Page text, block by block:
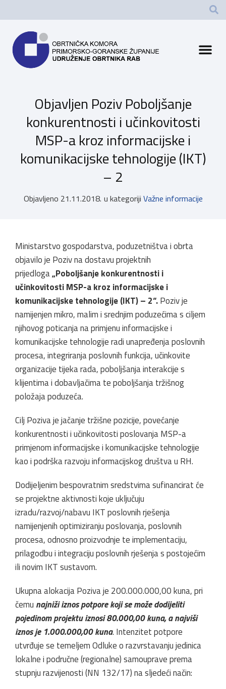
Objavljen Poziv Poboljšanje
konkurentnosti i učinkovitosti
MSP-a kroz informacijske i
komunikacijske tehnologije (IKT)
– 2
Objavljeno 21.11.2018. u kategoriji Važne informacije
Ministarstvo gospodarstva, poduzetništva i obrta
objavilo je Poziv na dostavu projektnih
prijedloga„Poboljšanje konkurentnosti i
učinkovitosti MSP-a kroz informacijske i
komunikacijske tehnologije (IKT) – 2“.Poziv je
namijenjen mikro, malim i srednjim poduzećima s ciljem
njihovog poticanja na primjenu informacijske i
komunikacijske tehnologije radi unapređenja poslovnih
procesa, integriranja poslovnih funkcija, učinkovite
organizacije tijeka rada, poboljšanja interakcije s
klijentima i dobavljačima te poboljšanja tržišnog
položaja poduzeća.
Cilj Poziva je jačanje tržišne pozicije, povećanje
konkurentnosti i učinkovitosti poslovanja MSP-a
primjenom informacijske i komunikacijske tehnologije
kao i podrška razvoju informacijskog društva u RH.
Dodijeljenim bespovratnim sredstvima sufinancirat će
se projektne aktivnosti koje uključuju
izradu/razvoj/nabavu IKT poslovnih rješenja
namijenjenih optimiziranju poslovanja, poslovnih
procesa, odnosno proizvodnje te implementaciju,
prilagodbu i integraciju poslovnih rješenja s postojećim
ili novim IKT sustavom.
Ukupna alokacija Poziva je 200.000.000,00 kuna, pri
čemu najniži iznos potpore koji se može dodijeliti
pojedinom projektu iznosi 80.000,00 kuna, a najviši
iznos je 1.000.000,00 kuna.Intenzitet potpore
utvrđuje se temeljem Odluke o razvrstavanju jedinica
lokalne i područne (regionalne) samouprave prema
stupnju razvijenosti (NN 132/17) na sljedeći način: